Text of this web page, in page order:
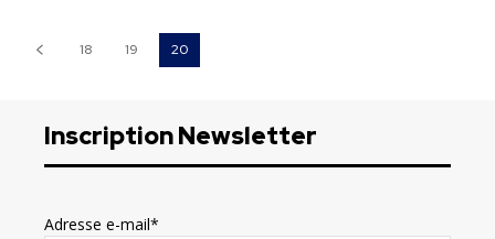
18 19 20
Inscription Newsletter
Adresse e-mail*